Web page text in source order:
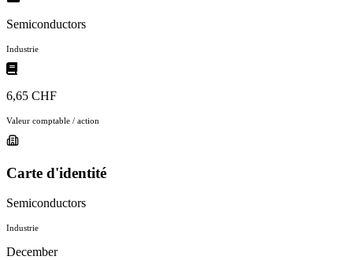
Semiconductors
Industrie
6,65 CHF
Valeur comptable / action
Carte d'identité
Semiconductors
Industrie
December